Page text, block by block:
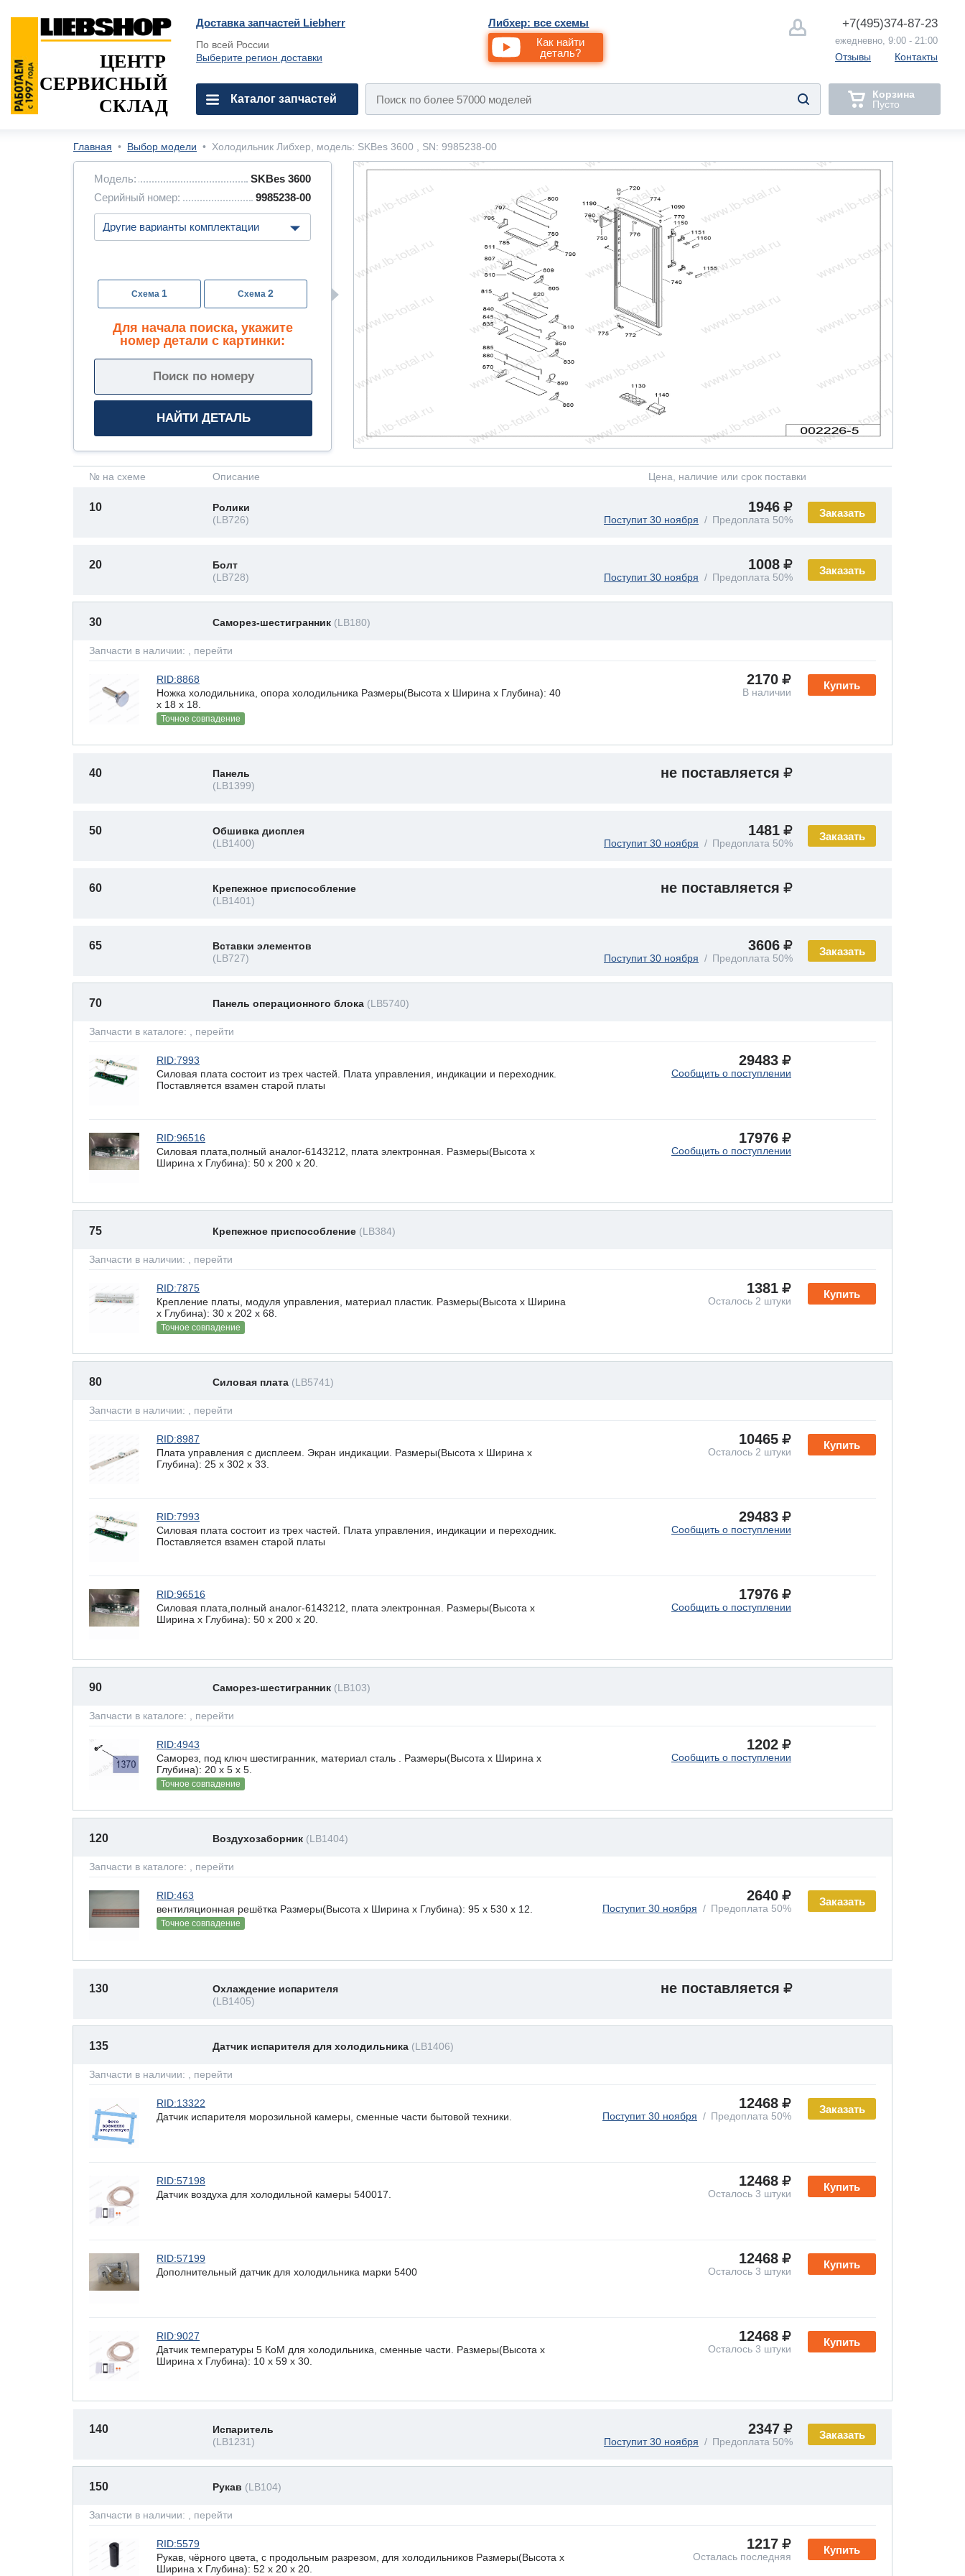
Доставка запчастей Liebherr
По всей России
Выберите регион доставки
Либхер: все схемы
Как найти
деталь?
+7(495)374-87-23
ежедневно, 9:00 - 21:00
Отзывы Контакты
ЦЕНТР
СЕРВИСНЫЙ
СКЛАД
Каталог запчастей
Корзина
Пусто
Главная • Выбор модели • Холодильник Либхер, модель: SKBes 3600 , SN: 9985238-00
Модель:
SKBes 3600
Серийный номер:
9985238-00
1 2
Для начала поиска, укажите
номер детали с картинки:
№ на схеме Описание Цена, наличие или срок поставки
Заказать
10
Ролики
(LB726)
1946
Поступит 30 ноября Предоплата 50%
Заказать
20
Болт
(LB728)
1008
Поступит 30 ноября Предоплата 50%
30 Саморез-шестигранник (LB180)
Запчасти в наличии: , перейти
Купить
RID:8868
Ножка холодильника, опора холодильника Размеры(Высота х Ширина х Глубина): 40
x 18 х 18.
Точное совпадение
2170
В наличии
40
Панель
(LB1399)
не поставляется
Заказать
50
Обшивка дисплея
(LB1400)
1481
Поступит 30 ноября Предоплата 50%
60
Крепежное приспособление
(LB1401)
не поставляется
Заказать
65
Вставки элементов
(LB727)
3606
Поступит 30 ноября Предоплата 50%
70 Панель операционного блока (LB5740)
Запчасти в каталоге: , перейти
RID:7993
Силовая плата состоит из трех частей. Плата управления, индикации и переходник.
Поставляется взамен старой платы
29483
Сообщить о поступлении
RID:96516
Силовая плата,полный аналог-6143212, плата электронная. Размеры(Высота х
Ширина х Глубина): 50 x 200 х 20.
17976
Сообщить о поступлении
75 Крепежное приспособление (LB384)
Запчасти в наличии: , перейти
Купить
RID:7875
Крепление платы, модуля управления, материал пластик. Размеры(Высота х Ширина
х Глубина): 30 x 202 х 68.
Точное совпадение
1381
Осталось 2 штуки
80 Силовая плата (LB5741)
Запчасти в наличии: , перейти
Купить
RID:8987
Плата управления с дисплеем. Экран индикации. Размеры(Высота х Ширина х
Глубина): 25 x 302 х 33.
10465
Осталось 2 штуки
RID:7993
Силовая плата состоит из трех частей. Плата управления, индикации и переходник.
Поставляется взамен старой платы
29483
Сообщить о поступлении
RID:96516
Силовая плата,полный аналог-6143212, плата электронная. Размеры(Высота х
Ширина х Глубина): 50 x 200 х 20.
17976
Сообщить о поступлении
90 Саморез-шестигранник (LB103)
Запчасти в каталоге: , перейти
RID:4943
Саморез, под ключ шестигранник, материал сталь . Размеры(Высота х Ширина х
Глубина): 20 x 5 х 5.
Точное совпадение
1202
Сообщить о поступлении
120 Воздухозаборник (LB1404)
Запчасти в каталоге: , перейти
Заказать
RID:463
вентиляционная решётка Размеры(Высота х Ширина х Глубина): 95 x 530 х 12.
Точное совпадение
2640
Поступит 30 ноября Предоплата 50%
130
Охлаждение испарителя
(LB1405)
не поставляется
135 Датчик испарителя для холодильника (LB1406)
Запчасти в наличии: , перейти
Заказать
RID:13322
Датчик испарителя морозильной камеры, сменные части бытовой техники.
12468
Поступит 30 ноября Предоплата 50%
Купить
RID:57198
Датчик воздуха для холодильной камеры 540017.
12468
Осталось 3 штуки
Купить
RID:57199
Дополнительный датчик для холодильника марки 5400
12468
Осталось 3 штуки
Купить
RID:9027
Датчик температуры 5 КоМ для холодильника, сменные части. Размеры(Высота х
Ширина х Глубина): 10 x 59 х 30.
12468
Осталось 3 штуки
Заказать
140
Испаритель
(LB1231)
2347
Поступит 30 ноября Предоплата 50%
150 Рукав (LB104)
Запчасти в наличии: , перейти
Купить
RID:5579
Рукав, чёрного цвета, с продольным разрезом, для холодильников Размеры(Высота х
Ширина х Глубина): 52 x 20 х 20.
1217
Осталась последняя